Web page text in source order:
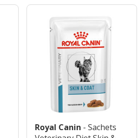
Royal Canin - Sachets